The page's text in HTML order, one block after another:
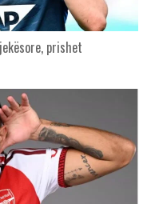
prishet